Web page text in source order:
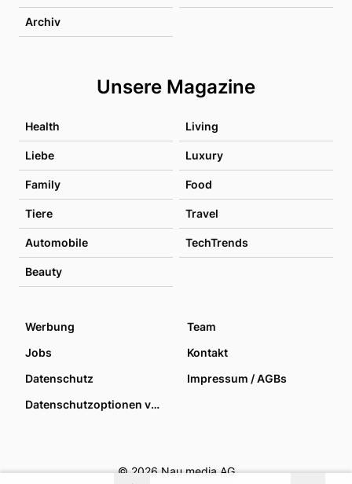
Archiv
Unsere Magazine
Health Living
Liebe Luxury
Family Food
Tiere Travel
Automobile TechTrends
Beauty
Werbung
Team
Jobs
Kontakt
Datenschutz
Impressum / AGBs
Datenschutzoptionen verwalten
© 2026 Nau media AG